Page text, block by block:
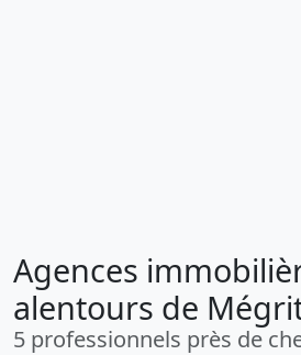
Agences
alentours de
5 professionnels près de